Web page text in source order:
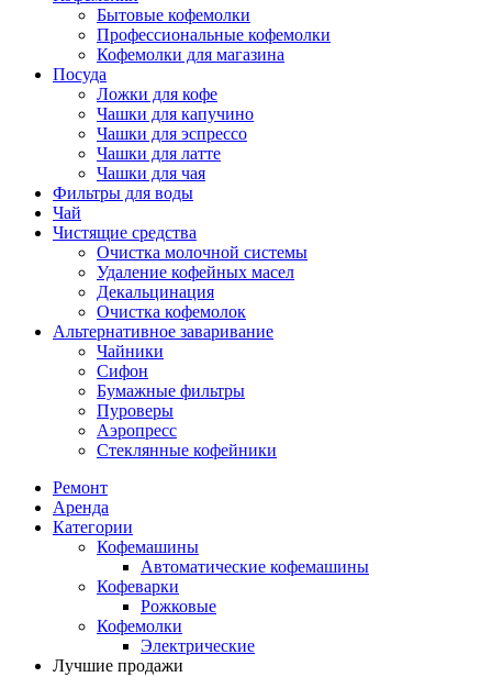
Бытовые кофемолки
Профессиональные кофемолки
Кофемолки для магазина
Посуда
Ложки для кофе
Чашки для капучино
Чашки для эспрессо
Чашки для латте
Чашки для чая
Фильтры для воды
Чай
Чистящие средства
Очистка молочной системы
Удаление кофейных масел
Декальцинация
Очистка кофемолок
Альтернативное заваривание
Чайники
Сифон
Бумажные фильтры
Пуроверы
Аэропресс
Стеклянные кофейники
Ремонт
Аренда
Категории
Кофемашины
Автоматические кофемашины
Кофеварки
Рожковые
Кофемолки
Электрические
Лучшие продажи